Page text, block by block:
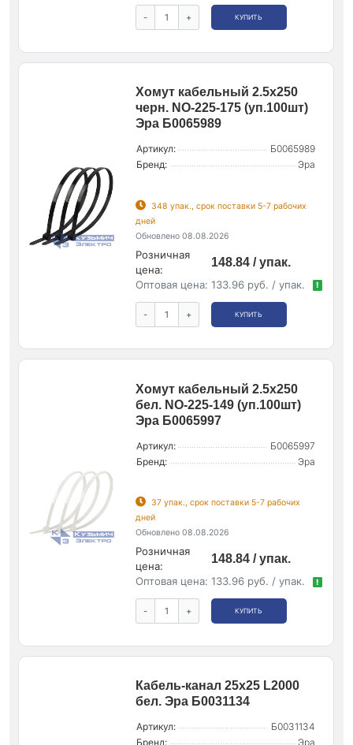
- + КУПИТЬ
Хомут кабельный 2.5х250
черн. NO-225-175 (уп.100шт)
Эра Б0065989
Артикул:
Б0065989
Бренд:
Эра
348 упак., срок поставки 5-7 рабочих
дней
Обновлено 08.08.2026
Розничная
цена:
148.84 / упак.
Оптовая цена: 133.96 руб. / упак. !
- + КУПИТЬ
Хомут кабельный 2.5х250
бел. NO-225-149 (уп.100шт)
Эра Б0065997
Артикул:
Б0065997
Бренд:
Эра
37 упак., срок поставки 5-7 рабочих
дней
Обновлено 08.08.2026
Розничная
цена:
148.84 / упак.
Оптовая цена: 133.96 руб. / упак. !
- + КУПИТЬ
Кабель-канал 25х25 L2000
бел. Эра Б0031134
Артикул:
Б0031134
Бренд:
Эра